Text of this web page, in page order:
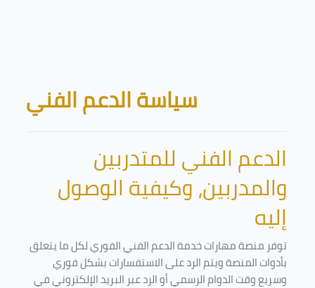
Blocks
سياسة الدعم الفني
الدعم الفني للمتدربين
والمدربين، وكيفية الوصول
إليه
توفر منصة مهارات خدمة الدعم الفني الفوري لكل ما يتعلق
بأدوات المنصة ويتم الرد على الاستفسارات بشكل فوري
وسريع وقت الدوام الرسمي أو الرد عبر البريد الإلكتروني في